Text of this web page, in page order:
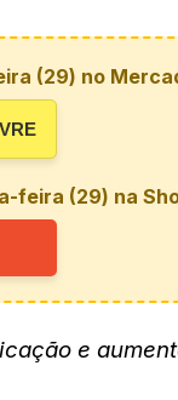
(29) no
feira (29) na
e